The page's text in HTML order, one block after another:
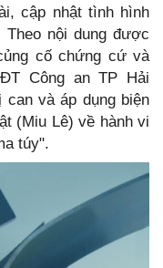
cập nhật tình hình
nội dung được
cố chứng cứ và
Công an TP Hải
can và áp dụng biện
(Miu Lê) về hành vi
túy".